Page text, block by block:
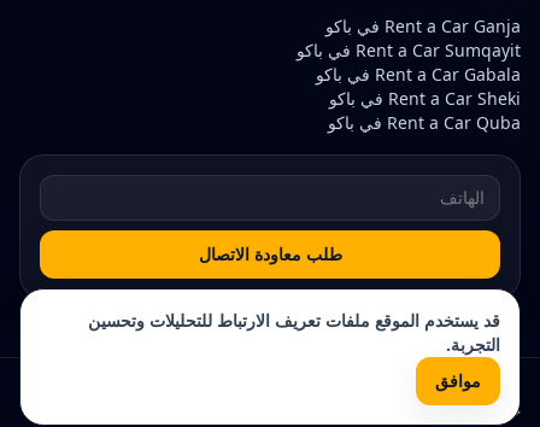
Rent a Car Ganja في باكو
Rent a Car Sumqayit في باكو
Rent a Car Gabala في باكو
Rent a Car Sheki في باكو
Rent a Car Quba في باكو
طلب معاودة الاتصال
خريطة الموقع
قد يستخدم الموقع ملفات تعريف الارتباط للتحليلات وتحسين
التجربة.
موافق